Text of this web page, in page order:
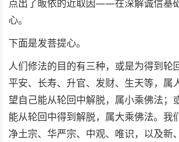
点出了皈依的近取因――在深解诚信基
心。
下面是发菩提心。
人们修法的目的有三种，或是为得到轮
平安、长寿、升官、发财、生天等，属
望自己能从轮回中解脱，属小乘佛法；
能从轮回中得到解脱，属大乘佛法。我
净土宗、华严宗、中观、唯识，以及新